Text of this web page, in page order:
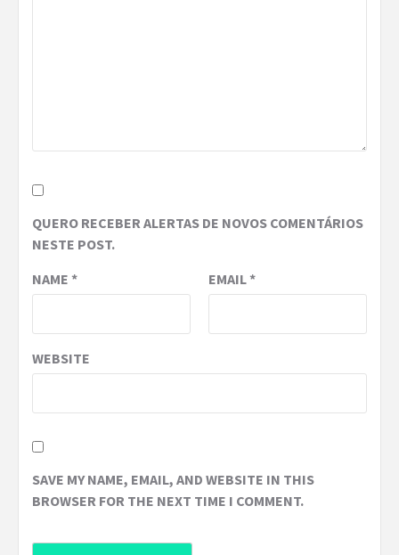
QUERO RECEBER ALERTAS DE NOVOS COMENTÁRIOS
NESTE POST.
NAME * EMAIL*
WEBSITE
SAVE MY NAME, EMAIL, AND WEBSITE IN THIS
BROWSER FOR THE NEXT TIME I COMMENT.